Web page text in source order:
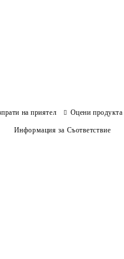
на приятел Оцени продукта
Информация за Съответствие